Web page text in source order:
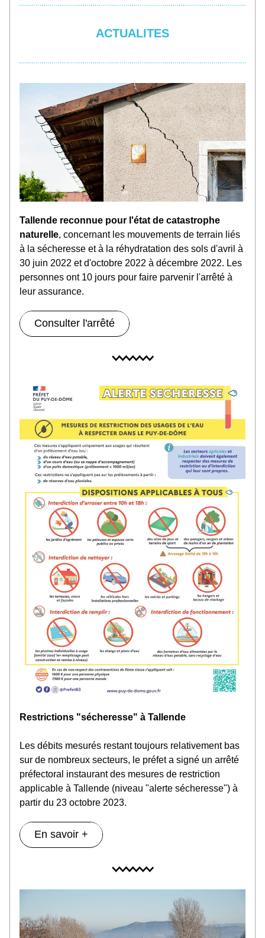
ACTUALITES
Tallende reconnue pour l'état de catastrophe
naturelle, concernant les mouvements de terrain liés
à la sécheresse et à la réhydratation des sols d'avril à
30 juin 2022 et d'octobre 2022 à décembre 2022. Les
personnes ont 10 jours pour faire parvenir l'arrêté à
leur assurance.
Consulter l'arrêté
Restrictions "sécheresse" à Tallende
Les débits mesurés restant toujours relativement bas
sur de nombreux secteurs, le préfet a signé un arrêté
préfectoral instaurant des mesures de restriction
applicable à Tallende (niveau "alerte sécheresse") à
partir du 23 octobre 2023.
En savoir +